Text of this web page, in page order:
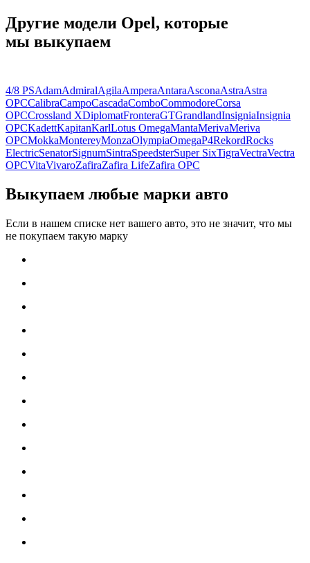
Другие модели Opel, которые
мы выкупаем
4/8 PSAdamAdmiralAgilaAmperaAntaraAsconaAstraAstra
OPCCalibraCampoCascadaComboCommodoreCorsa
OPCCrossland XDiplomatFronteraGTGrandlandInsigniaInsignia
OPCKadettKapitanKarlLotus OmegaMantaMerivaMeriva
OPCMokkaMontereyMonzaOlympiaOmegaP4RekordRocks
ElectricSenatorSignumSintraSpeedsterSuper SixTigraVectraVectra
OPCVitaVivaroZafiraZafira LifeZafira OPC
Выкупаем любые марки авто
Если в нашем списке нет вашего авто, это не значит, что мы
не покупаем такую марку